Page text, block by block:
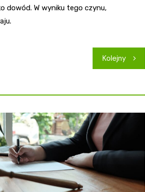
dowód. W wyniku tego czynu,
Kolejny